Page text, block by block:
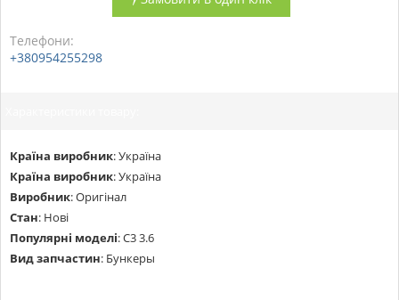
Телефони:
+380954255298
Країна виробник:Україна
Країна виробник:Україна
Виробник:Оригінал
Стан: Нові
Популярні моделі:С3 3.6
Вид запчастин: Бункеры